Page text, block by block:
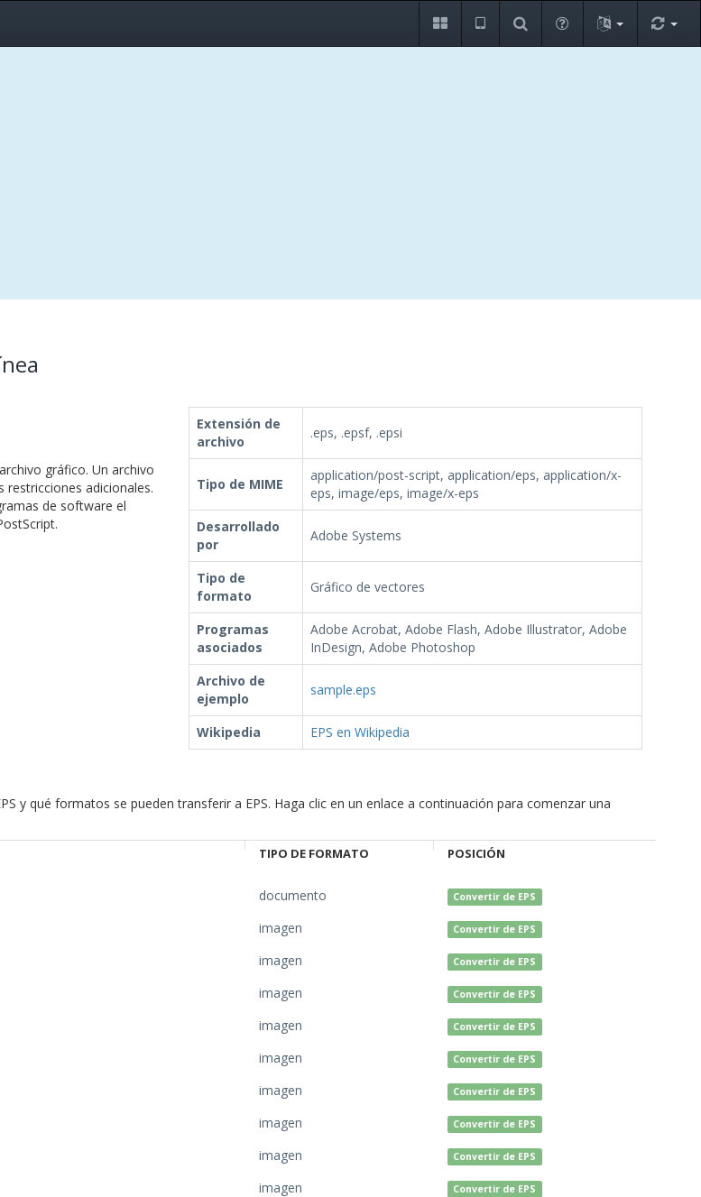
gráfico. Un archivo
restricciones adicionales.
de software el
Extensión de
archivo
.eps, .epsf, .epsi
Tipo de MIME
application/post-script, application/eps, application/x-
eps, image/eps, image/x-eps
Desarrollado
por
Adobe Systems
Tipo de
formato
Gráfico de vectores
Programas
asociados
Adobe Acrobat, Adobe Flash, Adobe Illustrator, Adobe
InDesign, Adobe Photoshop
Archivo de
ejemplo
sample.eps
Wikipedia EPS en Wikipedia
y qué formatos se pueden transferir a EPS. Haga clic en un enlace a continuación para comenzar una
TIPO DE FORMATO POSICIÓN
documento Convertir de EPS
imagen Convertir de EPS
imagen Convertir de EPS
imagen Convertir de EPS
imagen Convertir de EPS
imagen Convertir de EPS
imagen Convertir de EPS
imagen Convertir de EPS
imagen Convertir de EPS
imagen Convertir de EPS